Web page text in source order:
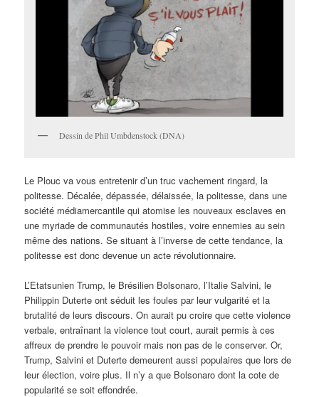
Dessin de Phil Umbdenstock (DNA)
Le Plouc va vous entretenir d’un truc vachement ringard, la
politesse. Décalée, dépassée, délaissée, la politesse, dans une
société médiamercantile qui atomise les nouveaux esclaves en
une myriade de communautés hostiles, voire ennemies au sein
même des nations. Se situant à l’inverse de cette tendance, la
politesse est donc devenue un acte révolutionnaire.
L’Etatsunien Trump, le Brésilien Bolsonaro, l’Italie Salvini, le
Philippin Duterte ont séduit les foules par leur vulgarité et la
brutalité de leurs discours. On aurait pu croire que cette violence
verbale, entraînant la violence tout court, aurait permis à ces
affreux de prendre le pouvoir mais non pas de le conserver. Or,
Trump, Salvini et Duterte demeurent aussi populaires que lors de
leur élection, voire plus. Il n’y a que Bolsonaro dont la cote de
popularité se soit effondrée.